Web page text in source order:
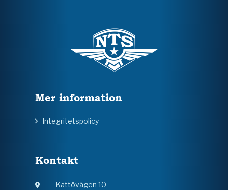
Mer information
Integritetspolicy
Kontakt
Kattövägen 10